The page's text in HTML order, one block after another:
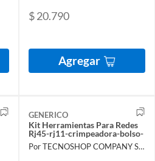
$ 20.790
Agregar
GENERICO
Kit Herramientas Para Redes
Rj45-rj11-crimpeadora-bolso-
Por TECNOSHOP COMPANY SPA